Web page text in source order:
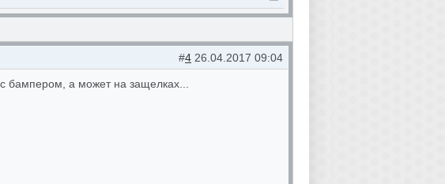
#4 26.04.2017 09:04
бампером, а может на защелках...